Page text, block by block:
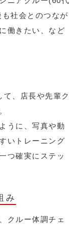
社会とのつなが
働きたい、など
て、店長や先輩ク
うに、写真や動
いトレーニング
つ確実にステッ
み
クルー体調チェ